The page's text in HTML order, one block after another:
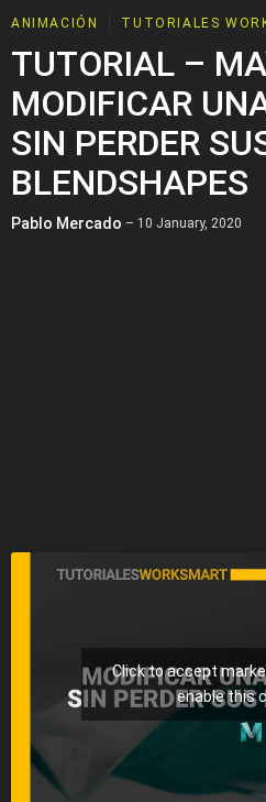
ANIMACIÓN TUTORIALES
TUTORIAL –
MODIFICAR
SIN PERDER
BLENDSHAPES
Pablo Mercado – 10 January, 2020
Click to accept
enable this